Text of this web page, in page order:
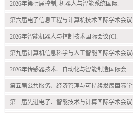
2026年第七届控制, 机器人与智能系统国际.
第六届电子信息工程与计算机技术国际学术会议
2026年智能机器人与控制技术国际会议(CI.
第九届计算机信息科学与人工智能国际学术会议
2026年传感器技术、自动化与智能制造国际会.
第五届公共服务、经济管理与可持续发展国际学
第二届先进电子、智能技术与计算国际学术会议